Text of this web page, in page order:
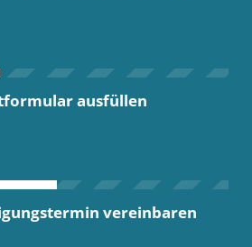
ausfüllen
vereinbaren